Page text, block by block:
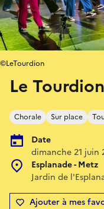
Le
Chorale Sur place
Date
dimanche 21 juin
Esplanade - Metz
Jardin de
Ajouter à mes
©LeTourdion